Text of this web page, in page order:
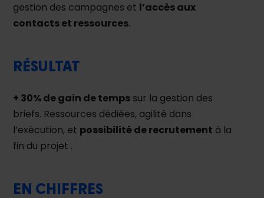
gestion des campagnes et l’accès aux
contacts et ressources.
RÉSULTAT
+ 30% de gain de temps sur la gestion des
briefs. Ressources dédiées, agilité dans
l’exécution, et possibilité de recrutement à la
fin du projet .
EN CHIFFRES